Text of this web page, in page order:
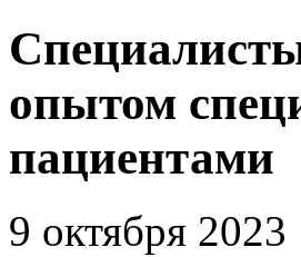
опытом
пациентами
9 октября 2023